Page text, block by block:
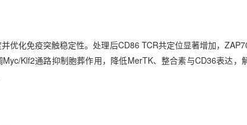
优化免疫突触稳定性。处理后CD86 TCR共定位显著增加，
Klf2通路抑制胞葬作用，降低MerTK、整合素与CD36表达，